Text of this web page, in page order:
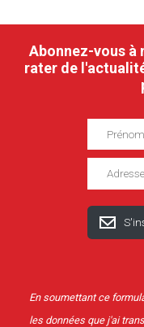
Abonnez-vous à
rater de
En soumettant ce
les données que j'ai